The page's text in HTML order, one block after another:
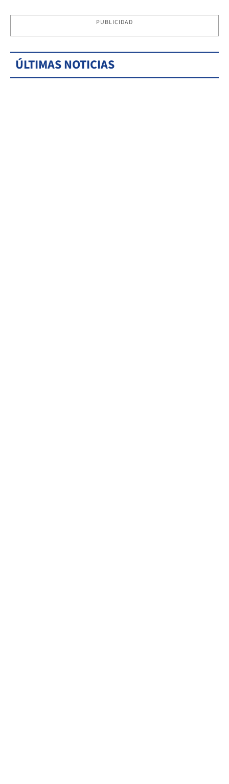
PUBLICIDAD
ÚLTIMAS NOTICIAS